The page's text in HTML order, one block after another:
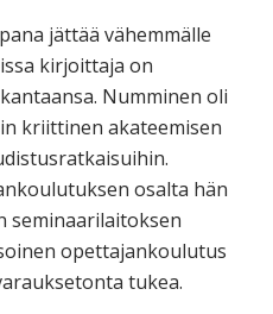
jättää vähemmälle
kirjoittaja on
Numminen oli
kriittinen akateemisen
osalta hän
seminaarilaitoksen
opettajankoulutus
tukea.